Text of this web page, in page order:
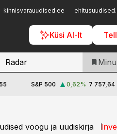
kinnisvarauudised.ee
Küsi AI-lt
Telli
Radar
S&P 500 0,62% 7 757,64
voogu ja uudiskirja